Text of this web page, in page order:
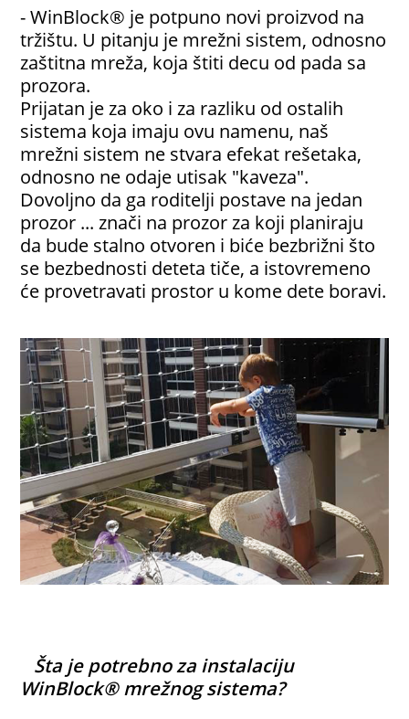
- WinBlock® je potpuno novi proizvod na
tržištu. U pitanju je mrežni sistem, odnosno
zaštitna mreža, koja štiti decu od pada sa
prozora.
Prijatan je za oko i za razliku od ostalih
sistema koja imaju ovu namenu, naš
mrežni sistem ne stvara efekat rešetaka,
odnosno ne odaje utisak "kaveza".
Dovoljno da ga roditelji postave na jedan
prozor ... znači na prozor za koji planiraju
da bude stalno otvoren i biće bezbrižni što
se bezbednosti deteta tiče, a istovremeno
će provetravati prostor u kome dete boravi.
Šta je potrebno za instalaciju
WinBlock® mrežnog sistema?